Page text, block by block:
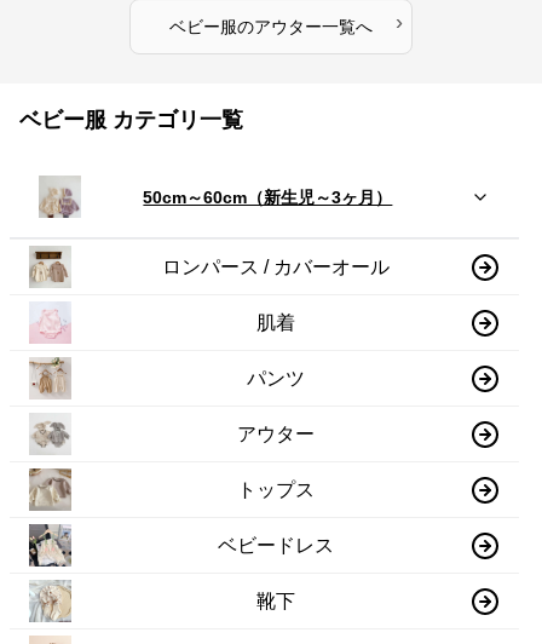
ベビー服のアウター一覧へ ›
ベビー服 カテゴリ一覧
50cm～60cm（新生児～3ヶ月）
ロンパース / カバーオール
肌着
パンツ
アウター
トップス
ベビードレス
靴下